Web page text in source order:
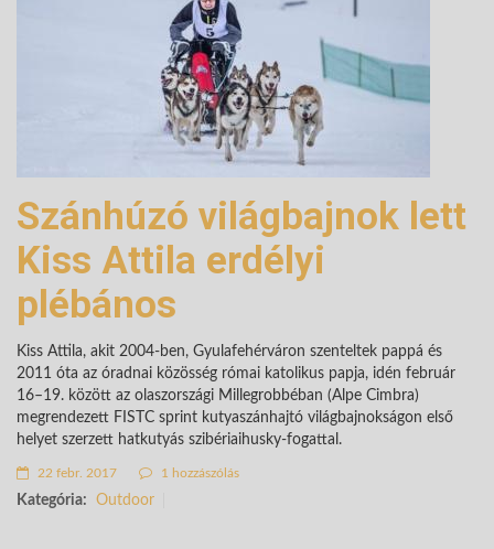
Szánhúzó világbajnok lett
Kiss Attila erdélyi
plébános
Kiss Attila, akit 2004-ben, Gyulafehérváron szenteltek pappá és
2011 óta az óradnai közösség római katolikus papja, idén február
16–19. között az olaszországi Millegrobbéban (Alpe Cimbra)
megrendezett FISTC sprint kutyaszánhajtó világbajnokságon első
helyet szerzett hatkutyás szibériaihusky-fogattal.
22 febr. 2017 1 hozzászólás
Kategória: Outdoor